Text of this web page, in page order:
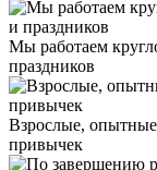
Мы работаем
праздников
Взрослые,
привычек